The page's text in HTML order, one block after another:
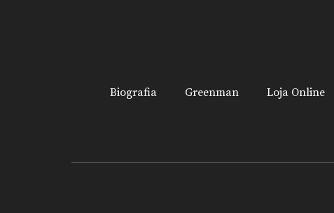
Biografia Greenman Loja Online